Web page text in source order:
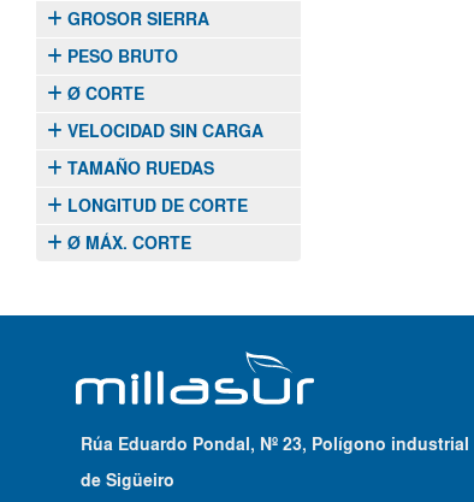
GROSOR SIERRA
PESO BRUTO
Ø CORTE
VELOCIDAD SIN CARGA
TAMAÑO RUEDAS
LONGITUD DE CORTE
Ø MÁX. CORTE
Rúa Eduardo Pondal, Nº 23, Polígono industrial
de Sigüeiro